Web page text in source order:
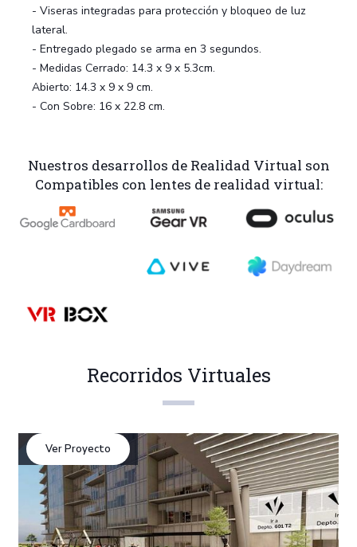
- Viseras integradas para protección y bloqueo de luz
lateral.
- Entregado plegado se arma en 3 segundos.
- Medidas Cerrado: 14.3 x 9 x 5.3cm.
Abierto: 14.3 x 9 x 9 cm.
- Con Sobre: 16 x 22.8 cm.
Nuestros desarrollos de Realidad Virtual son
Compatibles con lentes de realidad virtual:
Recorridos Virtuales
Ver Proyecto